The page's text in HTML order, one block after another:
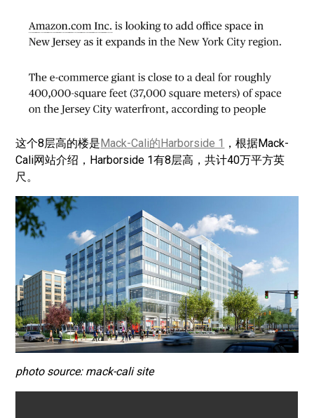
这个8层高的楼是Mack-Cali的Harborside 1 ，根据Mack-
Cali网站介绍，Harborside 1有8层高，共计40万平方英
尺。
photo source: mack-cali site